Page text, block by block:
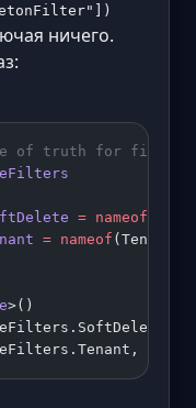
ничего.
of truth for filter
= nameof
= nameof (Tenant);
>()